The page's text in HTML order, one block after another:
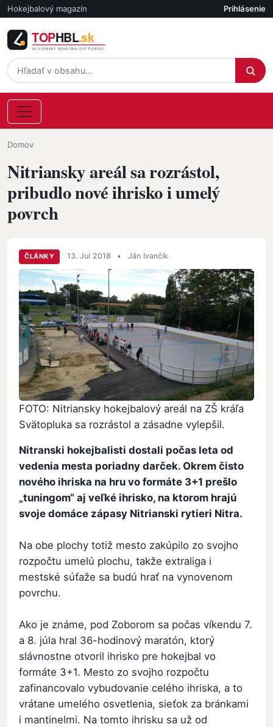
Skočiť na hlavný obsah
Hokejbalový magazín Účet
Prihlásenie
Omrvinka
Domov
Nitriansky areál sa rozrástol,
pribudlo nové ihrisko i umelý
povrch
ČLÁNKY 13. Jul 2018 • Ján Ivančík
FOTO: Nitriansky hokejbalový areál na ZŠ kráľa
Svätopluka sa rozrástol a zásadne vylepšil.
Nitranski hokejbalisti dostali počas leta od
vedenia mesta poriadny darček. Okrem čisto
nového ihriska na hru vo formáte 3+1 prešlo
„tuningom“ aj veľké ihrisko, na ktorom hrajú
svoje domáce zápasy Nitrianski rytieri Nitra.
Na obe plochy totiž mesto zakúpilo zo svojho
rozpočtu umelú plochu, takže extraliga i
mestské súťaže sa budú hrať na vynovenom
povrchu.
Ako je známe, pod Zoborom sa počas víkendu 7.
a 8. júla hral 36-hodinový maratón, ktorý
slávnostne otvoril ihrisko pre hokejbal vo
formáte 3+1. Mesto zo svojho rozpočtu
zafinancovalo vybudovanie celého ihriska, a to
vrátane umelého osvetlenia, sieťok za bránkami
i mantinelmi. Na tomto ihrisku sa už od